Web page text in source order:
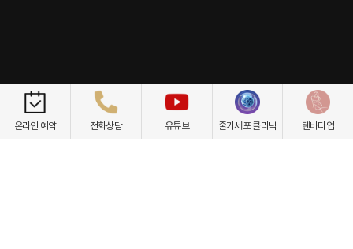
개인정보취급방침 이용약관 환자권리장전 비급여항목
온라인 예약 전화상담 유튜브 줄기세포 클리닉 텐바디업